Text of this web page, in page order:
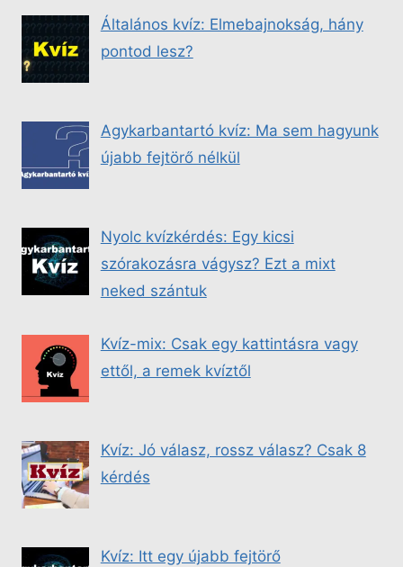
Általános kvíz: Elmebajnokság, hány
pontod lesz?
Agykarbantartó kvíz: Ma sem hagyunk
újabb fejtörő nélkül
Nyolc kvízkérdés: Egy kicsi
szórakozásra vágysz? Ezt a mixt
neked szántuk
Kvíz-mix: Csak egy kattintásra vagy
ettől, a remek kvíztől
Kvíz: Jó válasz, rossz válasz? Csak 8
kérdés
Kvíz: Itt egy újabb fejtörő